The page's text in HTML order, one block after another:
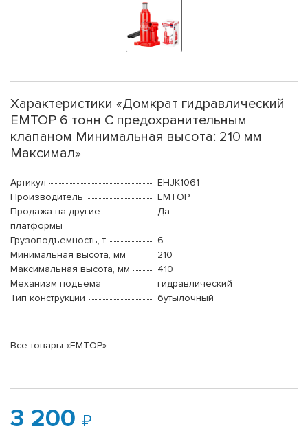
Характеристики «Домкрат гидравлический
EMTOP 6 тонн С предохранительным
клапаном Минимальная высота: 210 мм
Максимал»
Артикул
EHJK1061
Производитель
EMTOP
Продажа на другие
платформы
Да
Грузоподъемность, т
6
Минимальная высота, мм
210
Максимальная высота, мм
410
Механизм подъема
гидравлический
Тип конструкции
бутылочный
Все товары «EMTOP»
3 200